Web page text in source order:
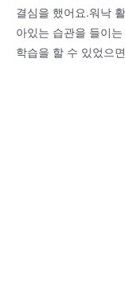
결심을 했어요.워낙
아있는 습관을 들이
학습을 할 수 있었으